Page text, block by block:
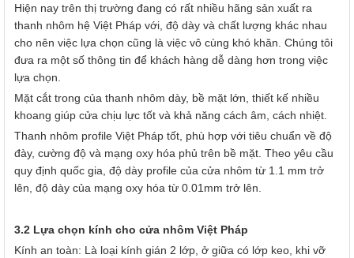
Hiện nay trên thị trường đang có rất nhiều hãng sản xuất ra
thanh nhôm hệ Việt Pháp với, độ dày và chất lượng khác nhau
cho nên việc lựa chọn cũng là việc vô cùng khó khăn. Chúng tôi
đưa ra một số thông tin để khách hàng dễ dàng hơn trong việc
lựa chọn.
Mặt cắt trong của thanh nhôm dày, bề mặt lớn, thiết kế nhiều
khoang giúp cửa chịu lực tốt và khả năng cách âm, cách nhiệt.
Thanh nhôm profile Việt Pháp tốt, phù hợp với tiêu chuẩn về độ
đày, cường độ và mạng oxy hóa phủ trên bề mặt. Theo yêu cầu
quy định quốc gia, độ dày profile của cửa nhôm từ 1.1 mm trở
lên, độ dày của mạng oxy hóa từ 0.01mm trở lên.
3.2 Lựa chọn kính cho cửa nhôm Việt Pháp
Kính an toàn: Là loại kính gián 2 lớp, ở giữa có lớp keo, khi vỡ